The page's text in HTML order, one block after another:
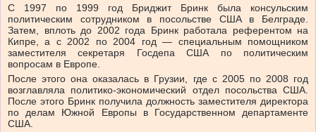
С 1997 по 1999 год Бриджит Бринк была консульским
политическим сотрудником в посольстве США в Белграде.
Затем, вплоть до 2002 года Бринк работала референтом на
Кипре, а с 2002 по 2004 год — специальным помощником
заместителя секретаря Госдепа США по политическим
вопросам в Европе.
После этого она оказалась в Грузии, где с 2005 по 2008 год
возглавляла политико-экономический отдел посольства США.
После этого Бринк получила должность заместителя директора
по делам Южной Европы в Государственном департаменте
США.